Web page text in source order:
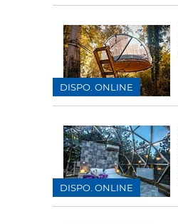
DISPO. ONLINE
DISPO. ONLINE